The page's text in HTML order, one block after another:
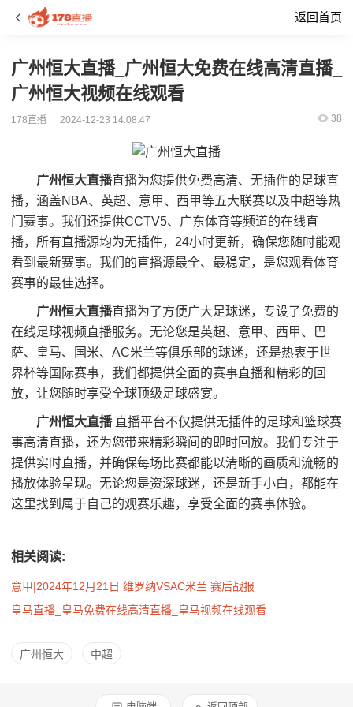
返回首页
广州恒大直播_广州恒大免费在线高清直播_
广州恒大视频在线观看
178直播 2024-12-23 14:08:47 38
广州恒大直播直播为您提供免费高清、无插件的足球直
播，涵盖NBA、英超、意甲、西甲等五大联赛以及中超等热
门赛事。我们还提供CCTV5、广东体育等频道的在线直
播，所有直播源均为无插件，24小时更新，确保您随时能观
看到最新赛事。我们的直播源最全、最稳定，是您观看体育
赛事的最佳选择。
广州恒大直播直播为了方便广大足球迷，专设了免费的
在线足球视频直播服务。无论您是英超、意甲、西甲、巴
萨、皇马、国米、AC米兰等俱乐部的球迷，还是热衷于世
界杯等国际赛事，我们都提供全面的赛事直播和精彩的回
放，让您随时享受全球顶级足球盛宴。
广州恒大直播直播平台不仅提供无插件的足球和篮球赛
事高清直播，还为您带来精彩瞬间的即时回放。我们专注于
提供实时直播，并确保每场比赛都能以清晰的画质和流畅的
播放体验呈现。无论您是资深球迷，还是新手小白，都能在
这里找到属于自己的观赛乐趣，享受全面的赛事体验。
相关阅读:
意甲|2024年12月21日 维罗纳VSAC米兰 赛后战报
皇马直播_皇马免费在线高清直播_皇马视频在线观看
广州恒大 中超